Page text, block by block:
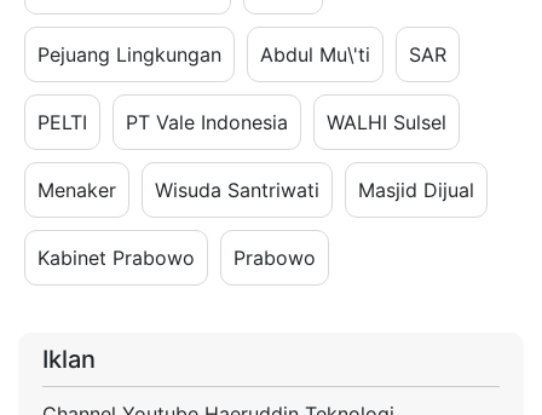
Pejuang Lingkungan Abdul Mu\'ti SAR
PELTI PT Vale Indonesia WALHI Sulsel
Menaker Wisuda Santriwati Masjid Dijual
Kabinet Prabowo Prabowo
Iklan